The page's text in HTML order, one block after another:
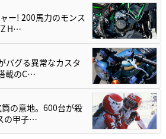
ー! 200馬力のモンス
Z H…
バグる異常なカスタ
載のC…
の意地。600台が殺
の甲子…